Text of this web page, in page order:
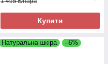
Купити
Натуральна шкіра –6%